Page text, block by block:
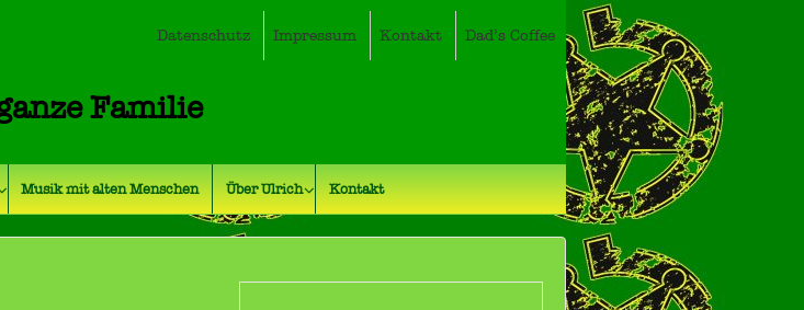
Datenschutz Impressum Kontakt Dad’s Coffee
Familie
Musik mit alten Menschen Über Ulrich Kontakt